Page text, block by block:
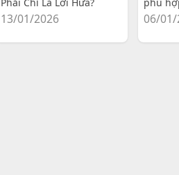
13/01/2026 06/01/